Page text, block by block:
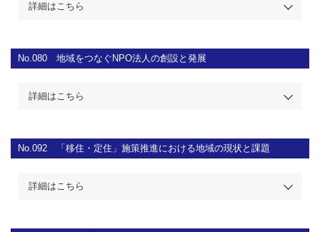
詳細はこちら
No.080 地域をつなぐNPO法人の創設と発展
詳細はこちら
No.092 「移住・定住」施策推進における地域の現状と課題
詳細はこちら